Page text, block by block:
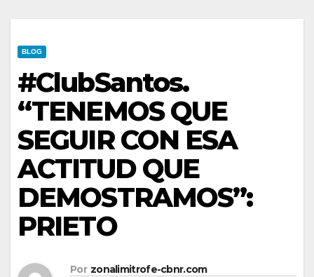
BLOG
#ClubSantos.
“TENEMOS QUE
SEGUIR CON ESA
ACTITUD QUE
DEMOSTRAMOS”:
PRIETO
Por zonalimitrofe-cbnr.com